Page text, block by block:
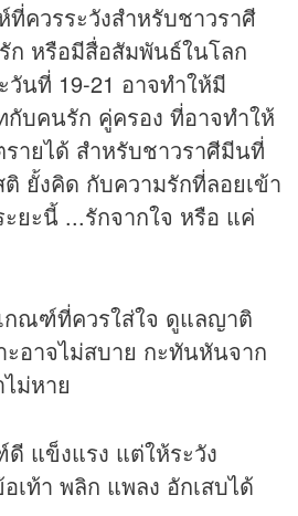
ที่ควรระวังสำหรับชาวราศี
หรือมีสื่อสัมพันธ์ในโลก
นที่ 19-21 อาจทำให้มี
กับคนรัก คู่ครอง ที่อาจทำให้
ายได้ สำหรับชาวราศีมีนที่
ยั้งคิด กับความรักที่ลอยเข้า
ะยะนี้ ...รักจากใจ หรือ แค่
กณฑ์ที่ควรใส่ใจ ดูแลญาติ
ะอาจไม่สบาย กะทันหันจาก
ม่หาย
แข็งแรง แต่ให้ระวัง
เท้า พลิก แพลง อักเสบได้